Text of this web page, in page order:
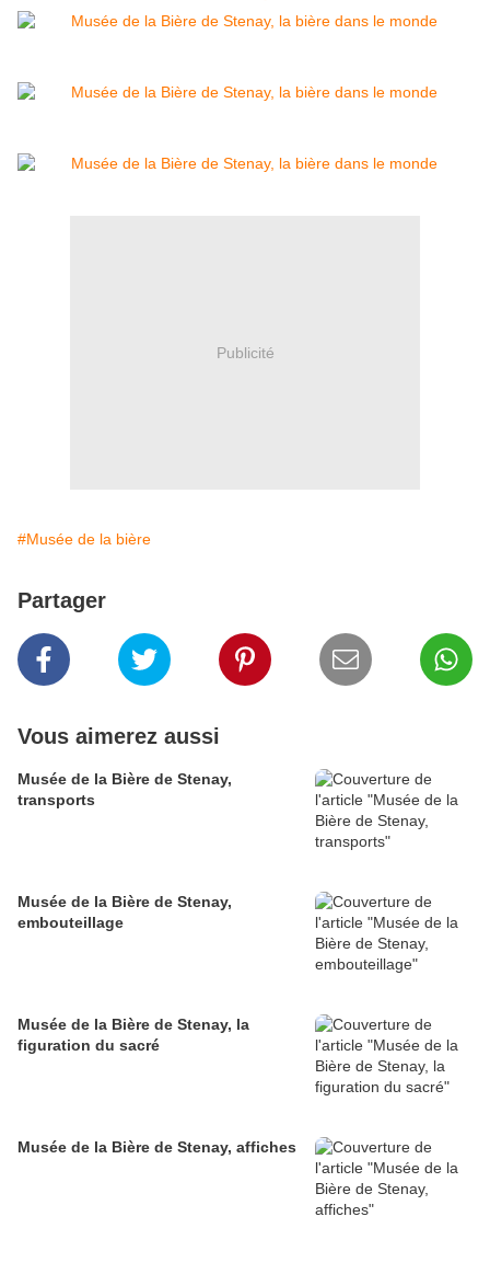
Publicité
#Musée de la bière
Partager
Vous aimerez aussi
Musée de la Bière de Stenay,
transports
Musée de la Bière de Stenay,
embouteillage
Musée de la Bière de Stenay, la
figuration du sacré
Musée de la Bière de Stenay, affiches